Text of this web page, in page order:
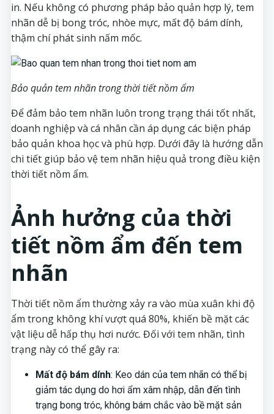
in. Nếu không có phương pháp bảo quản hợp lý, tem
nhãn dễ bị bong tróc, nhòe mực, mất độ bám dính,
thậm chí phát sinh nấm mốc.
Bảo quản tem nhãn trong thời tiết nồm ẩm
Để đảm bảo tem nhãn luôn trong trạng thái tốt nhất,
doanh nghiệp và cá nhân cần áp dụng các biện pháp
bảo quản khoa học và phù hợp. Dưới đây là hướng dẫn
chi tiết giúp bảo vệ tem nhãn hiệu quả trong điều kiện
thời tiết nồm ẩm.
Ảnh hưởng của thời
tiết nồm ẩm đến tem
nhãn
Thời tiết nồm ẩm thường xảy ra vào mùa xuân khi độ
ẩm trong không khí vượt quá 80%, khiến bề mặt các
vật liệu dễ hấp thụ hơi nước. Đối với tem nhãn, tình
trạng này có thể gây ra:
Mất độ bám dính: Keo dán của tem nhãn có thể bị
giảm tác dụng do hơi ẩm xâm nhập, dẫn đến tình
trạng bong tróc, không bám chắc vào bề mặt sản